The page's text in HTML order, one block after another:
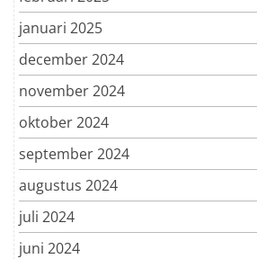
januari 2025
december 2024
november 2024
oktober 2024
september 2024
augustus 2024
juli 2024
juni 2024